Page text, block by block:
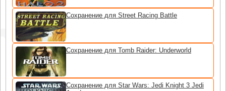
Сохранение для Street Racing Battle
Сохранение для Tomb Raider: Underworld
Сохранение для Star Wars: Jedi Knight 3 Jedi